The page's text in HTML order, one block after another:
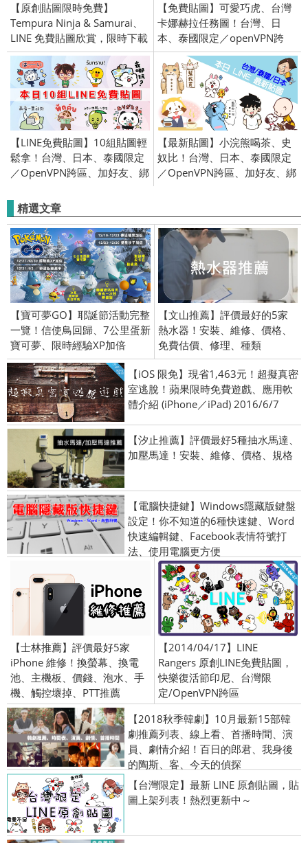
【原創貼圖限時免費】
Tempura Ninja & Samurai、
LINE 免費貼圖欣賞，限時下載
中！台灣、全區限定
【免費貼圖】可愛巧虎、台灣
卡娜赫拉任務圖！台灣、日
本、泰國限定／openVPN跨
區、加好友、綁門號／
2017/10/10
【LINE免費貼圖】10組貼圖輕
鬆拿！台灣、日本、泰國限定
／OpenVPN跨區、加好友、綁
【最新貼圖】小浣熊喝茶、史
奴比！台灣、日本、泰國限定
／OpenVPN跨區、加好友、綁
精選文章
【寶可夢GO】耶誕節活動完整
一覽！信使鳥回歸、7公里蛋新
寶可夢、限時經驗XP加倍
【文山推薦】評價最好的5家
熱水器！安裝、維修、價格、
免費估價、修理、種類
【iOS 限免】現省1,463元！超擬真密
室逃脫！蘋果限時免費遊戲、應用軟
體介紹 (iPhone／iPad) 2016/6/7
【汐止推薦】評價最好5種抽水馬達、
加壓馬達！安裝、維修、價格、規格
【電腦快捷鍵】Windows隱藏版鍵盤
設定！你不知道的6種快速鍵、Word
快速編輯鍵、Facebook表情符號打
法、使用電腦更方便
【士林推薦】評價最好5家
iPhone 維修！換螢幕、換電
池、主機板、價錢、泡水、手
機、觸控壞掉、PTT推薦
【2014/04/17】LINE
Rangers 原創LINE免費貼圖，
快樂復活節印尼、台灣限
定/OpenVPN跨區
【2018秋季韓劇】10月最新15部韓
劇推薦列表、線上看、首播時間、演
員、劇情介紹！百日的郎君、我身後
的陶斯、客、今天的偵探
【台灣限定】最新 LINE 原創貼圖，貼
圖上架列表！熱烈更新中～